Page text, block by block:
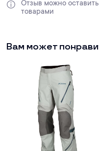
Отзыв можно
товарами
Вам может